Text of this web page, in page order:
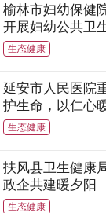
榆林市妇幼保健
开展妇幼公共卫
生态健康
延安市人民医院
护生命，以仁心
生态健康
扶风县卫生健康
政企共建暖夕阳
生态健康